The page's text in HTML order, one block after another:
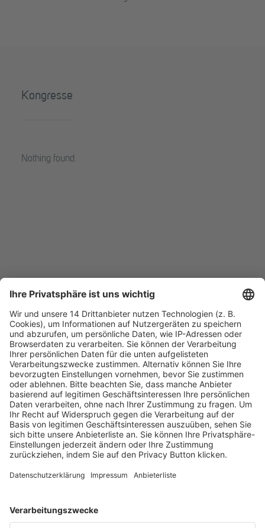
Kongresse
Nothing found.
Fachmedien Recht und Wirtschaft
Ein Fachbereich der
dfv Mediengruppe
Mainzer Landstr. 251
60326 Frankfurt am Main
E-Mail:info@ruw.de
Web:https://www.ruw.de
AGB